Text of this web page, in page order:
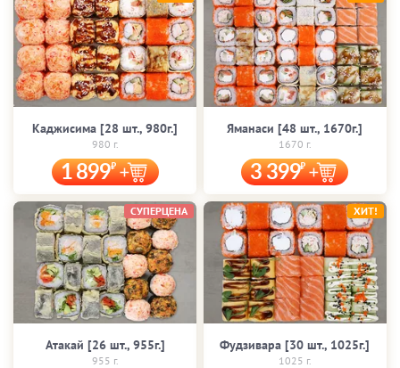
Каджисима [28 шт., 980г.]
980 г.
1 899
Яманаси [48 шт., 1670г.]
1670 г.
3 399
Атакай [26 шт., 955г.]
955 г.
СУПЕРЦЕНА
Фудзивара [30 шт., 1025г.]
1025 г.
ХИТ!